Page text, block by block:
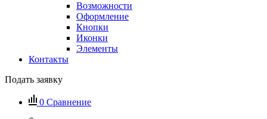
Возможности
Оформление
Кнопки
Иконки
Элементы
Контакты
Подать заявку
0 Сравнение